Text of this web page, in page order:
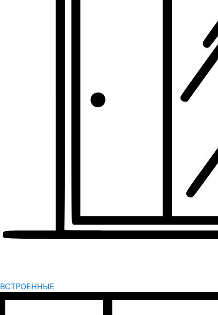
ВСТРОЕННЫЕ